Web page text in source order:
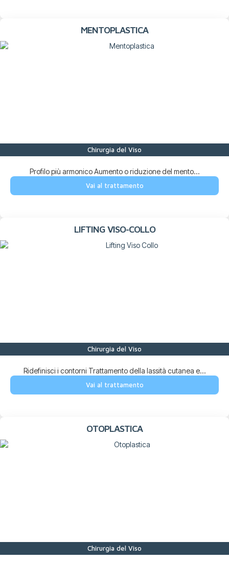
MENTOPLASTICA
Chirurgia del Viso
Profilo più armonico Aumento o riduzione del mento...
Vai al trattamento
LIFTING VISO-COLLO
Chirurgia del Viso
Ridefinisci i contorni Trattamento della lassità cutanea e...
Vai al trattamento
OTOPLASTICA
Chirurgia del Viso